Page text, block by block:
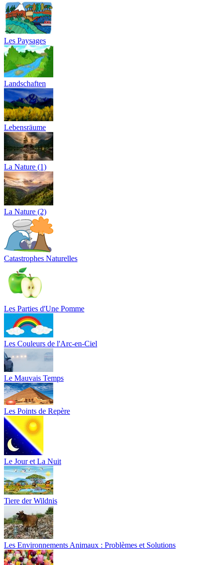
Les Paysages
Landschaften
Lebensräume
La Nature (1)
La Nature (2)
Catastrophes Naturelles
Les Parties d'Une Pomme
Les Couleurs de l'Arc-en-Ciel
Le Mauvais Temps
Les Points de Repère
Le Jour et La Nuit
Tiere der Wildnis
Les Environnements Animaux : Problèmes et Solutions